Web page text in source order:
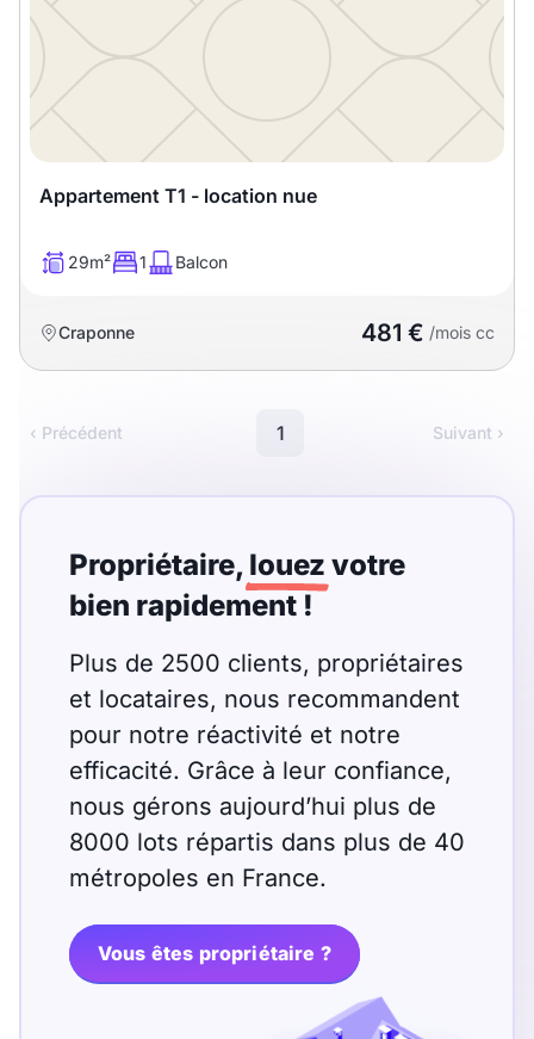
Montant du loyer
€
Nombre de pièces
Studio T1
Superficie
m2
m2
Nombre de chambres
disponibles
chambres
disponibles
Espaces additionnels
Appartement T1 - location nue
29m² 1 Balcon
Craponne 481 € /mois cc
‹ Précédent 1 Suivant ›
Propriétaire, louez votre
bien rapidement !
Plus de 2500 clients, propriétaires
et locataires, nous recommandent
pour notre réactivité et notre
efficacité. Grâce à leur confiance,
nous gérons aujourd’hui plus de
8000 lots répartis dans plus de 40
métropoles en France.
Vous êtes propriétaire ?